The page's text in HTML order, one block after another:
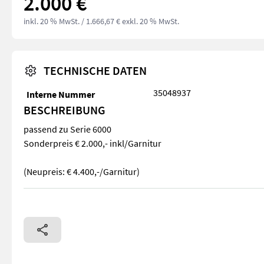
inkl. 20 % MwSt. / 1.666,67 € exkl. 20 % MwSt.
TECHNISCHE DATEN
Interne Nummer 35048937
BESCHREIBUNG
passend zu Serie 6000
Sonderpreis € 2.000,- inkl/Garnitur
(Neupreis: € 4.400,-/Garnitur)
passend zu Serie 6000 Sonderpreis € 2.000,- inkl/Garnitur